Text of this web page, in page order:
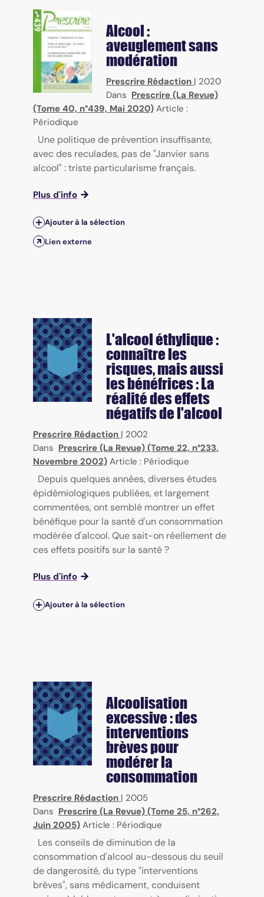
Alcool :
aveuglement sans
modération
Prescrire Rédaction | 2020
Dans Prescrire (La Revue)
(Tome 40, n°439, Mai 2020) Article :
Périodique
Une politique de prévention insuffisante,
avec des reculades, pas de "Janvier sans
alcool" : triste particularisme français.
Plus d'info
Ajouter à la sélection
Lien externe
L'alcool éthylique :
connaître les
risques, mais aussi
les bénéfrices : La
réalité des effets
négatifs de l'alcool
Prescrire Rédaction | 2002
Dans Prescrire (La Revue) (Tome 22, n°233,
Novembre 2002) Article : Périodique
Depuis quelques années, diverses études
épidémiologiques publiées, et largement
commentées, ont semblé montrer un effet
bénéfique pour la santé d'un consommation
modérée d'alcool. Que sait-on réellement de
ces effets positifs sur la santé ?
Plus d'info
Ajouter à la sélection
Alcoolisation
excessive : des
interventions
brèves pour
modérer la
consommation
Prescrire Rédaction | 2005
Dans Prescrire (La Revue) (Tome 25, n°262,
Juin 2005) Article : Périodique
Les conseils de diminution de la
consommation d'alcool au-dessous du seuil
de dangerosité, du type "interventions
brèves", sans médicament, conduisent